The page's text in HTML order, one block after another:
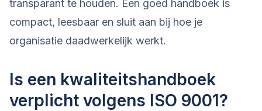
transparant te houden. Een goed handboek is
compact, leesbaar en sluit aan bij hoe je
organisatie daadwerkelijk werkt.
Is een kwaliteitshandboek
verplicht volgens ISO 9001?